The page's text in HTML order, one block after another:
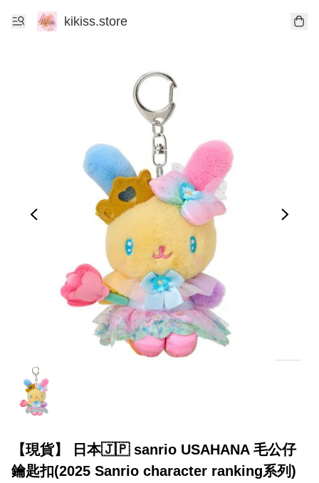
kikiss.store
【現貨】 日本🇯🇵 sanrio USAHANA 毛公仔
鑰匙扣(2025 Sanrio character ranking系列)